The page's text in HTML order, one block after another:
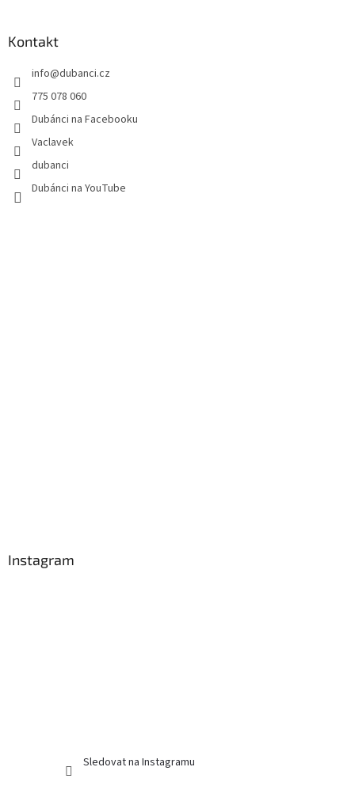
Kontakt
info@dubanci.cz
775 078 060
Dubánci na Facebooku
Vaclavek
dubanci
Dubánci na YouTube
Instagram
Sledovat na Instagramu